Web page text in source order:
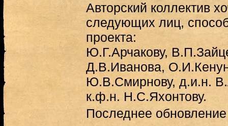
Авторский коллектив
следующих лиц,
проекта:
Ю.Г.Арчакову,
Д.В.Иванова,
Ю.В.Смирнову, д.и.н.
к.ф.н. Н.С.Яхонтову.
Последнее